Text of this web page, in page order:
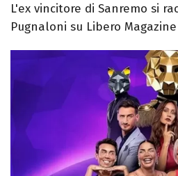
L'ex vincitore di Sanremo si
Pugnaloni su Libero